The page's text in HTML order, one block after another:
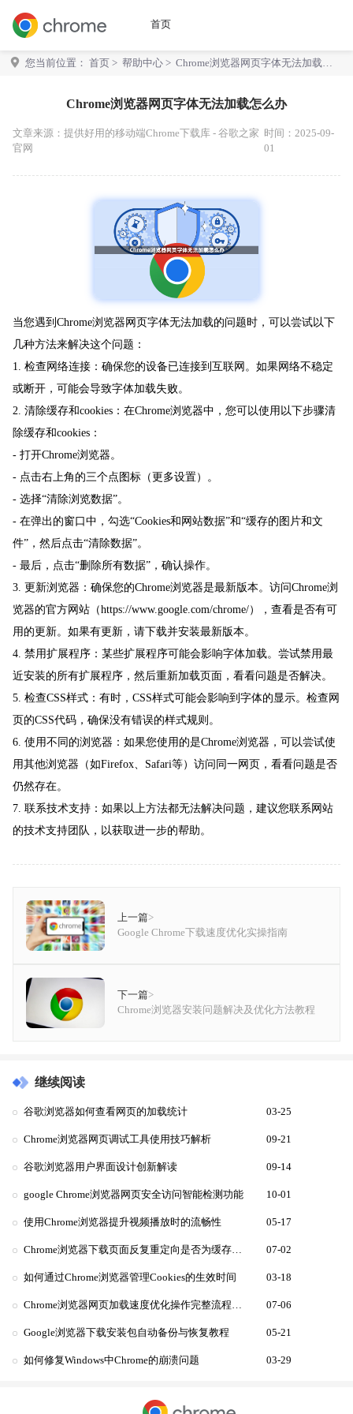
首页
您当前位置： 首页 > 帮助中心 > Chrome浏览器网页字体无法加载怎
Chrome浏览器网页字体无法加载怎么办
文章来源： 提供好用的移动端Chrome下载库 - 谷歌之家
官网
时间：2025-09-
01
当您遇到Chrome浏览器网页字体无法加载的问题时，可以尝试以下
几种方法来解决这个问题：
1. 检查网络连接：确保您的设备已连接到互联网。如果网络不稳定
或断开，可能会导致字体加载失败。
2. 清除缓存和cookies：在Chrome浏览器中，您可以使用以下步骤清
除缓存和cookies：
- 打开Chrome浏览器。
- 点击右上角的三个点图标（更多设置）。
- 选择“清除浏览数据”。
- 在弹出的窗口中，勾选“Cookies和网站数据”和“缓存的图片和文
件”，然后点击“清除数据”。
- 最后，点击“删除所有数据”，确认操作。
3. 更新浏览器：确保您的Chrome浏览器是最新版本。访问Chrome浏
览器的官方网站（https://www.google.com/chrome/），查看是否有可
用的更新。如果有更新，请下载并安装最新版本。
4. 禁用扩展程序：某些扩展程序可能会影响字体加载。尝试禁用最
近安装的所有扩展程序，然后重新加载页面，看看问题是否解决。
5. 检查CSS样式：有时，CSS样式可能会影响到字体的显示。检查网
页的CSS代码，确保没有错误的样式规则。
6. 使用不同的浏览器：如果您使用的是Chrome浏览器，可以尝试使
用其他浏览器（如Firefox、Safari等）访问同一网页，看看问题是否
仍然存在。
7. 联系技术支持：如果以上方法都无法解决问题，建议您联系网站
的技术支持团队，以获取进一步的帮助。
上一篇>
Google Chrome下载速度优化实操指南
下一篇>
Chrome浏览器安装问题解决及优化方法教程
继续阅读
谷歌浏览器如何查看网页的加载统计 03-25
Chrome浏览器网页调试工具使用技巧解析 09-21
谷歌浏览器用户界面设计创新解读 09-14
google Chrome浏览器网页安全访问智能检测功能 10-01
使用Chrome浏览器提升视频播放时的流畅性 05-17
Chrome浏览器下载页面反复重定向是否为缓存问题 07-02
如何通过Chrome浏览器管理Cookies的生效时间 03-18
Chrome浏览器网页加载速度优化操作完整流程步骤 07-06
Google浏览器下载安装包自动备份与恢复教程 05-21
如何修复Windows中Chrome的崩溃问题 03-29